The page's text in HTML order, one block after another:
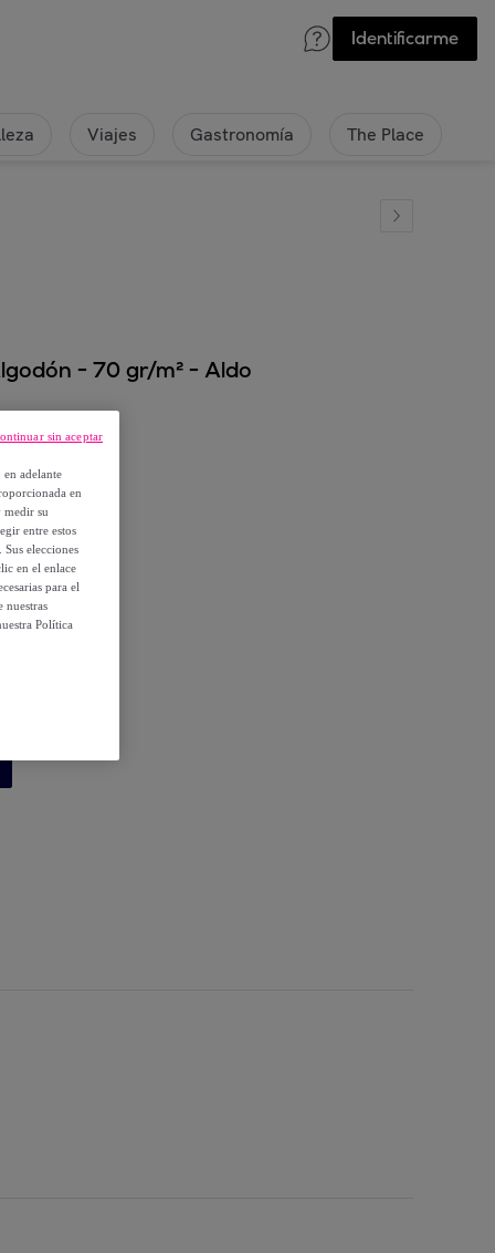
Identificarme
Viajes Gastronomía The Place
- 70 gr/m² - Aldo
adelante
en
medir su
entre estos
elecciones
en el enlace
para el
nuestras
Política
sin aceptar